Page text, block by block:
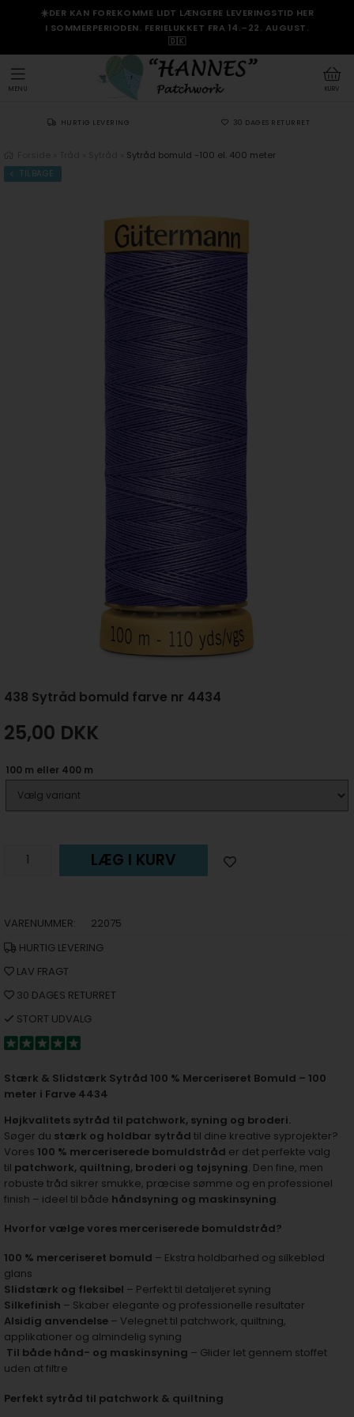
☀️DER KAN FOREKOMME LIDT LÆNGERE LEVERINGSTID HER
I SOMMERPERIODEN. FERIELUKKET FRA 14.–22. AUGUST.
🇩🇰
KURV
MENU
HURTIG LEVERING 30 DAGES RETURRET
Sytråd bomuld -100 el. 400 meter
TILBAGE
438 Sytråd bomuld farve nr 4434
25,00 DKK
100 m eller 400 m
LÆG I KURV
VARENUMMER:
22075
HURTIG LEVERING
LAV FRAGT
30 DAGES RETURRET
STORT UDVALG
Stærk & Slidstærk Sytråd 100 % Merceriseret Bomuld – 100
meter i Farve 4434
Højkvalitets sytråd til patchwork, syning og broderi.
Søger du stærk og holdbar sytråd til dine kreative syprojekter?
Vores 100 % merceriserede bomuldstråd er det perfekte valg
til patchwork, quiltning, broderi og tøjsyning. Den fine, men
robuste tråd sikrer smukke, præcise sømme og en professionel
finish – ideel til både håndsyning og maskinsyning.
Hvorfor vælge vores merceriserede bomuldstråd?
100 % merceriseret bomuld – Ekstra holdbarhed og silkeblød
glans
Slidstærk og fleksibel – Perfekt til detaljeret syning
Silkefinish – Skaber elegante og professionelle resultater
Alsidig anvendelse – Velegnet til patchwork, quiltning,
applikationer og almindelig syning
Til både hånd- og maskinsyning – Glider let gennem stoffet
uden at filtre
Perfekt sytråd til patchwork & quiltning